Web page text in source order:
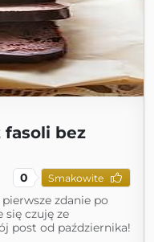
fasoli bez
0 Smakowite
zdanie po
czuję ze
post od października!